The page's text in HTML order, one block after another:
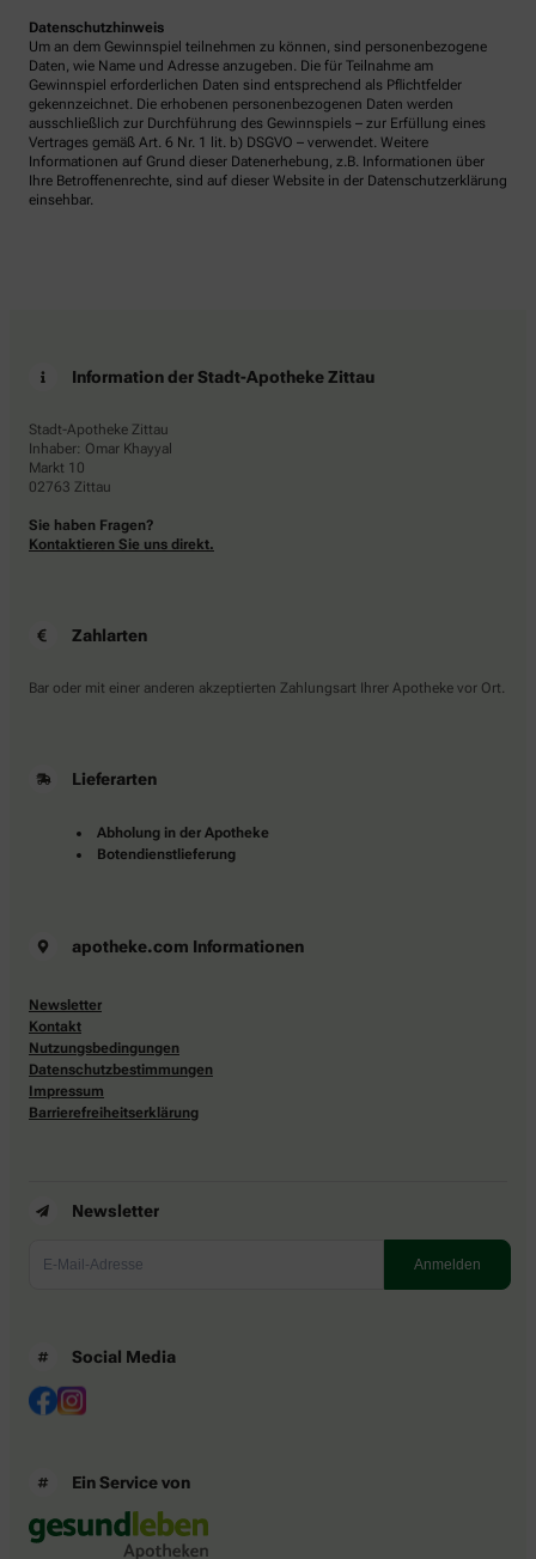
Datenschutzhinweis
Um an dem Gewinnspiel teilnehmen zu können, sind personenbezogene
Daten, wie Name und Adresse anzugeben. Die für Teilnahme am
Gewinnspiel erforderlichen Daten sind entsprechend als Pflichtfelder
gekennzeichnet. Die erhobenen personenbezogenen Daten werden
ausschließlich zur Durchführung des Gewinnspiels – zur Erfüllung eines
Vertrages gemäß Art. 6 Nr. 1 lit. b) DSGVO – verwendet. Weitere
Informationen auf Grund dieser Datenerhebung, z.B. Informationen über
Ihre Betroffenenrechte, sind auf dieser Website in der Datenschutzerklärung
einsehbar.
Information der Stadt-Apotheke Zittau
Stadt-Apotheke Zittau
Inhaber: Omar Khayyal
Markt 10
02763 Zittau
Sie haben Fragen?
Kontaktieren Sie uns direkt.
Zahlarten
Bar oder mit einer anderen akzeptierten Zahlungsart Ihrer Apotheke vor Ort.
Lieferarten
Abholung in der Apotheke
Botendienstlieferung
apotheke.com Informationen
Newsletter
Kontakt
Nutzungsbedingungen
Datenschutzbestimmungen
Impressum
Barrierefreiheitserklärung
Newsletter
Social Media
Ein Service von